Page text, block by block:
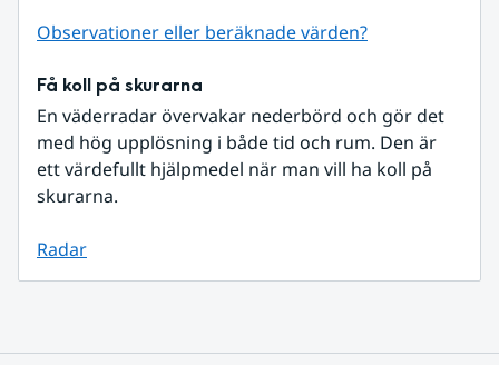
Observationer eller beräknade värden?
Få koll på skurarna
En väderradar övervakar nederbörd och gör det
med hög upplösning i både tid och rum. Den är
ett värdefullt hjälpmedel när man vill ha koll på
skurarna.
Radar